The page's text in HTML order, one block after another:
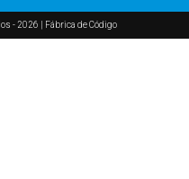
- 2026 | Fábrica de Código